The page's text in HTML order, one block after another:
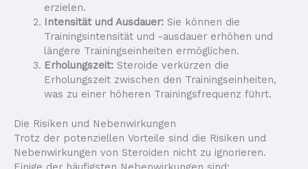
erzielen.
Intensität und Ausdauer:Sie können die
Trainingsintensität und -ausdauer erhöhen und
längere Trainingseinheiten ermöglichen.
Erholungszeit:Steroide verkürzen die
Erholungszeit zwischen den Trainingseinheiten,
was zu einer höheren Trainingsfrequenz führt.
Die Risiken und Nebenwirkungen
Trotz der potenziellen Vorteile sind die Risiken und
Nebenwirkungen von Steroiden nicht zu ignorieren.